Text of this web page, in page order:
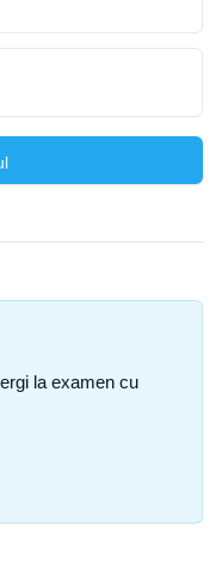
la examen cu